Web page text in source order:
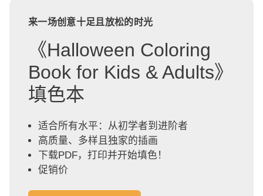
来一场创意十足且放松的时光
《Halloween Coloring
Book for Kids & Adults》
填色本
适合所有水平：从初学者到进阶者
高质量、多样且独家的插画
下载PDF，打印并开始填色！
促销价